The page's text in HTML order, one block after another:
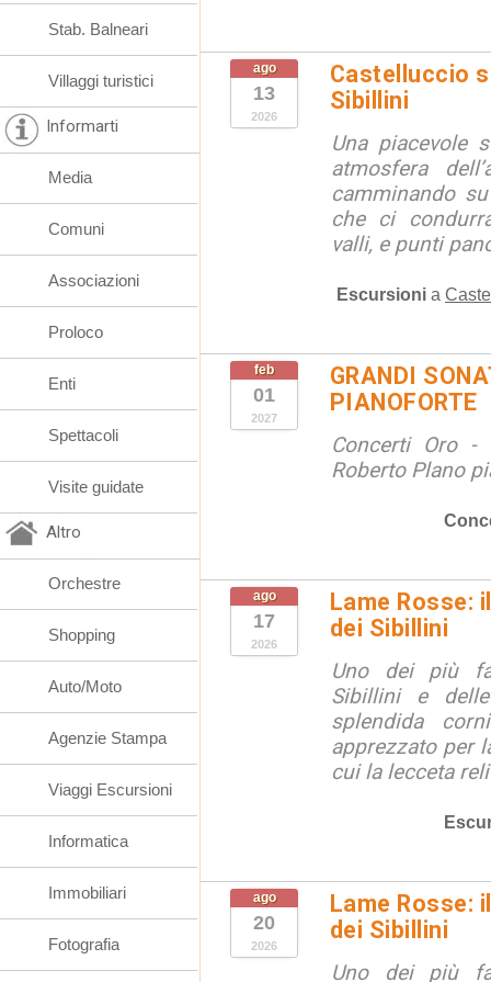
ago
13
2026
Castelluccio
Sibillini
Una piacevole
atmosfera
camminando
che ci
valli, e punti
Escursioni a
feb
01
2027
GRANDI
PIANOFORTE
Concerti Oro -
Roberto Plano
ago
17
2026
Lame Rosse:
dei Sibillini
Uno dei più
Sibillini e
splendida
apprezzato per
cui la lecceta
ago
20
2026
Lame Rosse:
dei Sibillini
Uno dei più
Stab. Balneari
Villaggi turistici
Informarti
Media
Comuni
Associazioni
Proloco
Enti
Spettacoli
Visite guidate
Altro
Orchestre
Shopping
Auto/Moto
Agenzie Stampa
Viaggi Escursioni
Informatica
Immobiliari
Fotografia